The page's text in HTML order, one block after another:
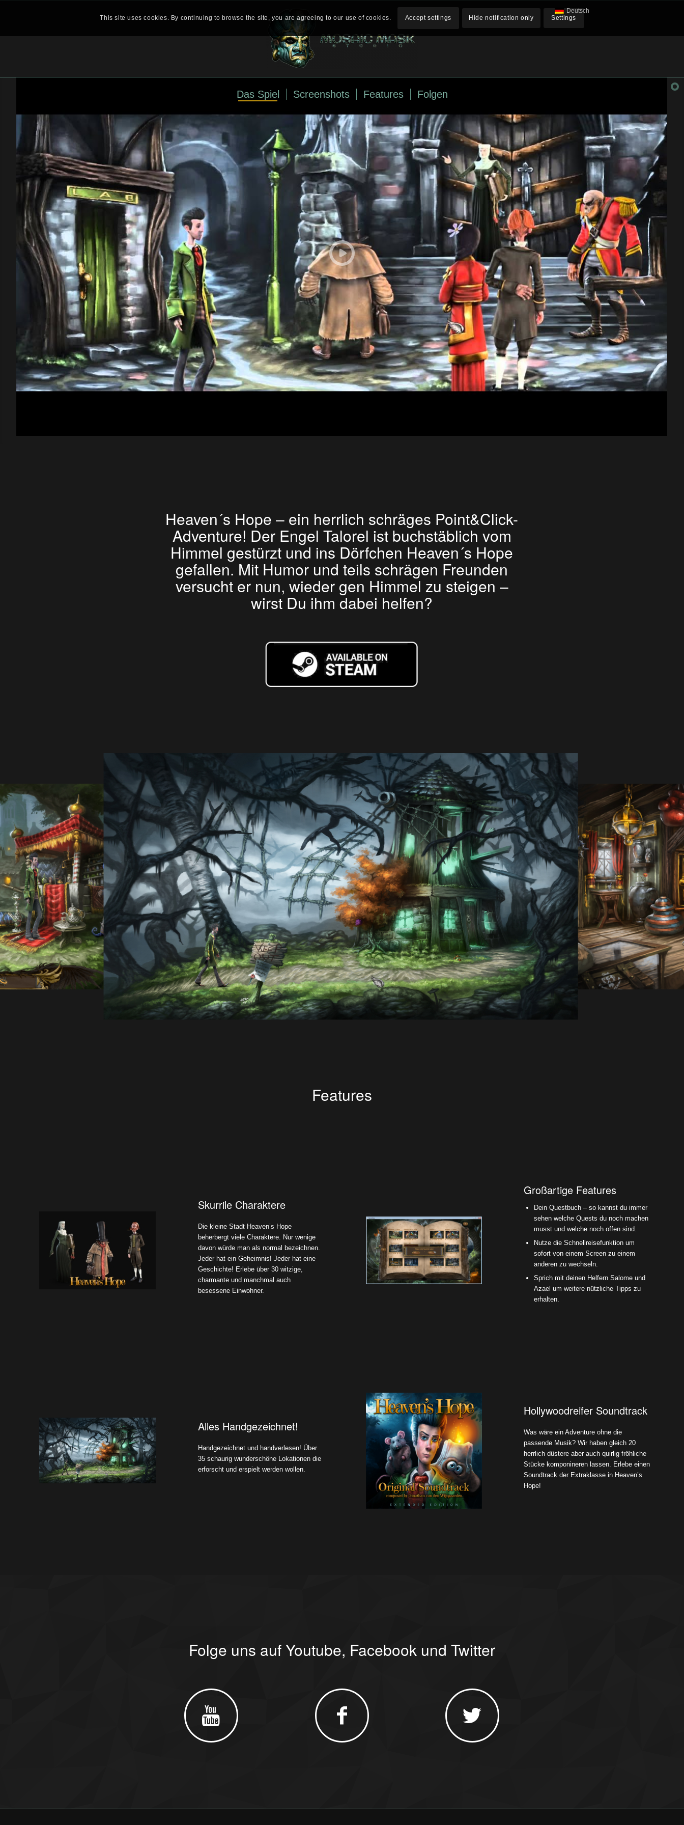
Das Spiel Screenshots Features Folgen
Heaven´s Hope – ein herrlich schräges Point&Click-
Adventure! Der Engel Talorel ist buchstäblich vom
Himmel gestürzt und ins Dörfchen Heaven´s Hope
gefallen. Mit Humor und teils schrägen Freunden
versucht er nun, wieder gen Himmel zu steigen –
wirst Du ihm dabei helfen?
Features
Skurrile Charaktere
Die kleine Stadt Heaven’s Hope
beherbergt viele Charaktere. Nur wenige
davon würde man als normal bezeichnen.
Jeder hat ein Geheimnis! Jeder hat eine
Geschichte! Erlebe über 30 witzige,
charmante und manchmal auch
besessene Einwohner.
Großartige Features
Dein Questbuch – so kannst du immer
sehen welche Quests du noch machen
musst und welche noch offen sind.
Nutze die Schnellreisefunktion um
sofort von einem Screen zu einem
anderen zu wechseln.
Sprich mit deinen Helfern Salome und
Azael um weitere nützliche Tipps zu
erhalten.
Alles Handgezeichnet!
Handgezeichnet und handverlesen! Über
35 schaurig wunderschöne Lokationen die
erforscht und erspielt werden wollen.
Hollywoodreifer Soundtrack
Was wäre ein Adventure ohne die
passende Musik? Wir haben gleich 20
herrlich düstere aber auch quirlig fröhliche
Stücke komponineren lassen. Erlebe einen
Soundtrack der Extraklasse in Heaven’s
Hope!
Folge uns auf Youtube, Facebook und Twitter
This site uses cookies. By continuing to browse the site, you are agreeing to our use of cookies. Accept settings Hide notification only Settings
Deutsch